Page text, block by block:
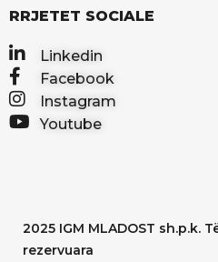
RRJETET SOCIALE
Linkedin
Facebook
Instagram
Youtube
2025 IGM MLADOST sh.p.k.
rezervuara